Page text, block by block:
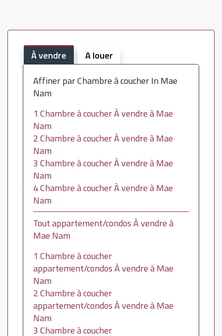
À vendre
A louer
Affiner par Chambre à coucher In Mae
Nam
1 Chambre à coucher À vendre à Mae
Nam
2 Chambre à coucher À vendre à Mae
Nam
3 Chambre à coucher À vendre à Mae
Nam
4 Chambre à coucher À vendre à Mae
Nam
Tout appartement/condos À vendre à
Mae Nam
1 Chambre à coucher
appartement/condos À vendre à Mae
Nam
2 Chambre à coucher
appartement/condos À vendre à Mae
Nam
3 Chambre à coucher